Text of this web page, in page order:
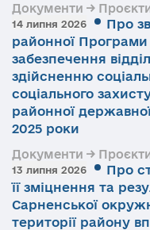
Документи →
14 липня 2026
Про
районної Програми
забезпечення
здійсненню
соціального
районної
2025 роки
Документи →
13 липня 2026
Про
її зміцнення та
Сарненської
території району